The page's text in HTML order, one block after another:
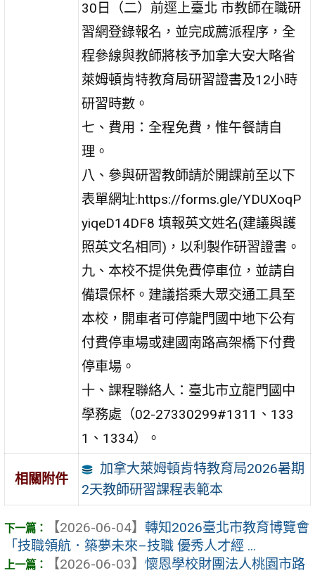
30日（二）前逕上臺北 市教師在職研
習網登錄報名，並完成薦派程序，全
程參線與教師將核予加拿大安大略省
萊姆頓肯特教育局研習證書及12小時
研習時數。
七、費用：全程免費，惟午餐請自
理。
八、參與研習教師請於開課前至以下
表單網址:https://forms.gle/YDUXoqP
yiqeD14DF8 填報英文姓名(建議與護
照英文名相同)，以利製作研習證書。
九、本校不提供免費停車位，並請自
備環保杯。建議搭乘大眾交通工具至
本校，開車者可停龍門國中地下公有
付費停車場或建國南路高架橋下付費
停車場。
十、課程聯絡人：臺北市立龍門國中
學務處（02-27330299#1311、133
1、1334）。
相關附件
加拿大萊姆頓肯特教育局2026暑期
2天教師研習課程表範本
【2026-06-04】 轉知2026臺北市教育博覽會
「技職領航．築夢未來–技職 優秀人才經 ...
【2026-06-03】 懷恩學校財團法人桃園市路